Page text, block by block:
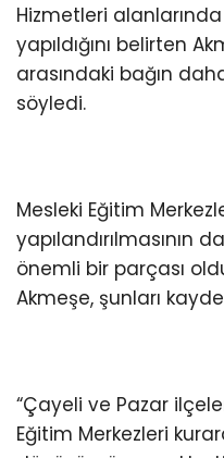
Hizmetleri
yapıldığını belirten
arasındaki bağın
söyledi.
Mesleki Eğitim
yapılandırılmasının
önemli bir parçası
Akmeşe, şunları
“Çayeli ve Pazar
Eğitim Merkezleri